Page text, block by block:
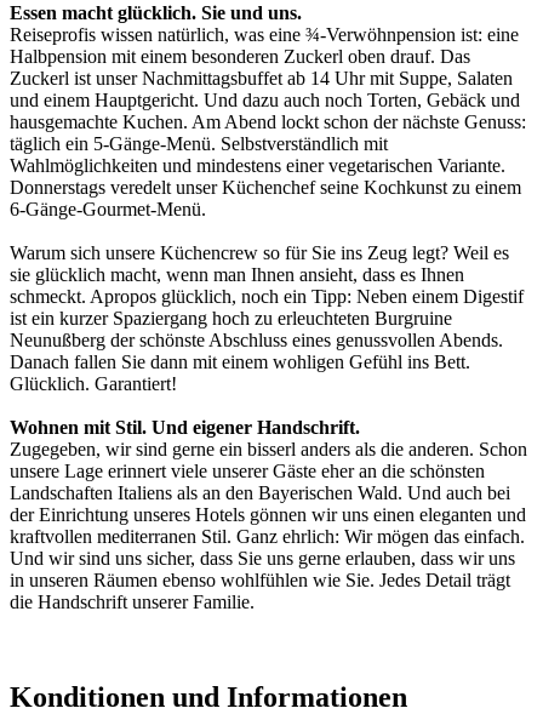
Essen macht glücklich. Sie und uns.
Reiseprofis wissen natürlich, was eine ¾-Verwöhnpension ist: eine
Halbpension mit einem besonderen Zuckerl oben drauf. Das
Zuckerl ist unser Nachmittagsbuffet ab 14 Uhr mit Suppe, Salaten
und einem Hauptgericht. Und dazu auch noch Torten, Gebäck und
hausgemachte Kuchen. Am Abend lockt schon der nächste Genuss:
täglich ein 5-Gänge-Menü. Selbstverständlich mit
Wahlmöglichkeiten und mindestens einer vegetarischen Variante.
Donnerstags veredelt unser Küchenchef seine Kochkunst zu einem
6-Gänge-Gourmet-Menü.
Warum sich unsere Küchencrew so für Sie ins Zeug legt? Weil es
sie glücklich macht, wenn man Ihnen ansieht, dass es Ihnen
schmeckt. Apropos glücklich, noch ein Tipp: Neben einem Digestif
ist ein kurzer Spaziergang hoch zu erleuchteten Burgruine
Neunußberg der schönste Abschluss eines genussvollen Abends.
Danach fallen Sie dann mit einem wohligen Gefühl ins Bett.
Glücklich. Garantiert!
Wohnen mit Stil. Und eigener Handschrift.
Zugegeben, wir sind gerne ein bisserl anders als die anderen. Schon
unsere Lage erinnert viele unserer Gäste eher an die schönsten
Landschaften Italiens als an den Bayerischen Wald. Und auch bei
der Einrichtung unseres Hotels gönnen wir uns einen eleganten und
kraftvollen mediterranen Stil. Ganz ehrlich: Wir mögen das einfach.
Und wir sind uns sicher, dass Sie uns gerne erlauben, dass wir uns
in unseren Räumen ebenso wohlfühlen wie Sie. Jedes Detail trägt
die Handschrift unserer Familie.
Konditionen und Informationen